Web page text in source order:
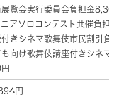
展覧会実行委員会負担金
ニアソロコンテスト共催負担金
付きシネマ歌舞伎市民割引負担
も向け歌舞伎講座付きシネマ歌
円